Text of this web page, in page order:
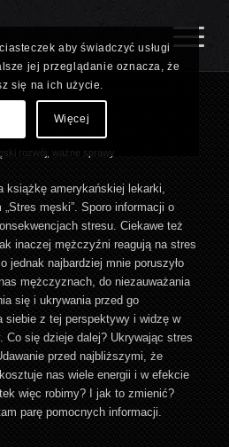
rozwój, ważne sprawy
książkę amerykańskiej lekarki,
męski”. Sporo informacji o
stresu. Ciekawe też
inaczej mężczyźni reagują na stres
jednak najbardziej mnie poruszyło
mężczyznach, do niezauważania
się i ukrywania przed go
siebie z tej perspektywy i widzę w
Co się dzieje dalej? Ukrywając stres
przed najbliższymi, że
nas wiele energii i w efekcie
więc robimy? I jak to zmienić?
parę pomocnych informacji.
aby świadczyć usługi
jej przeglądanie oznacza, że
się na ich użycie.
Więcej